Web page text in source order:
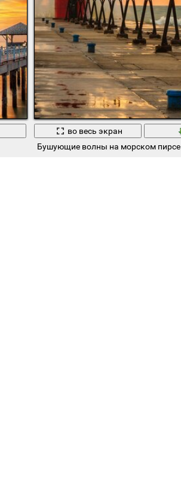
во весь экран
Бушующие волны на морском пирсе